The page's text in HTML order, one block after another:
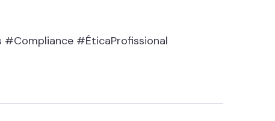
#ÉticaProfissional